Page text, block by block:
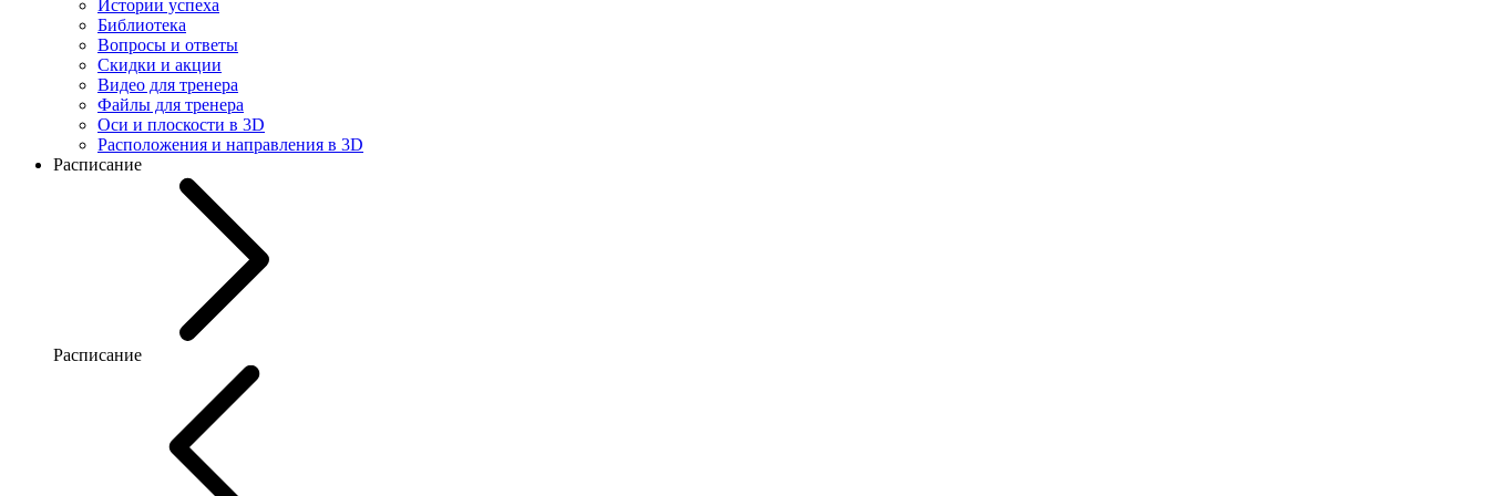
Истории успеха
Библиотека
Вопросы и ответы
Скидки и акции
Видео для тренера
Файлы для тренера
Оси и плоскости в 3D
Расположения и направления в 3D
Расписание
Расписание